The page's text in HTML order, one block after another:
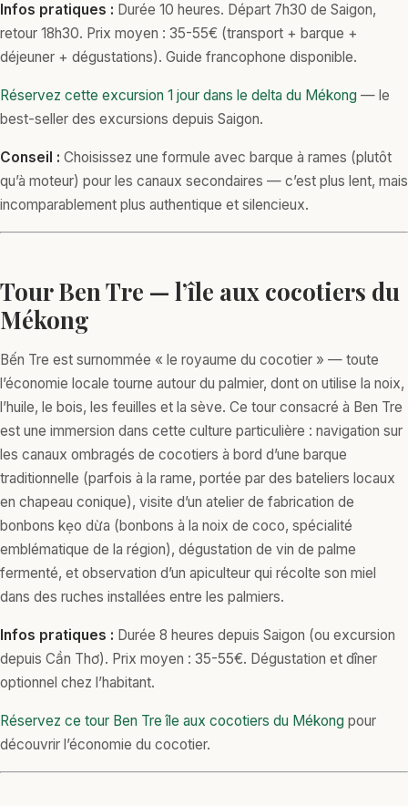
Infos pratiques : Durée 10 heures. Départ 7h30 de Saigon,
retour 18h30. Prix moyen : 35-55€ (transport + barque +
déjeuner + dégustations). Guide francophone disponible.
Réservez cette excursion 1 jour dans le delta du Mékong — le
best-seller des excursions depuis Saigon.
Conseil : Choisissez une formule avec barque à rames (plutôt
qu’à moteur) pour les canaux secondaires — c’est plus lent, mais
incomparablement plus authentique et silencieux.
Tour Ben Tre — l’île aux cocotiers du
Mékong
Bến Tre est surnommée « le royaume du cocotier » — toute
l’économie locale tourne autour du palmier, dont on utilise la noix,
l’huile, le bois, les feuilles et la sève. Ce tour consacré à Ben Tre
est une immersion dans cette culture particulière : navigation sur
les canaux ombragés de cocotiers à bord d’une barque
traditionnelle (parfois à la rame, portée par des bateliers locaux
en chapeau conique), visite d’un atelier de fabrication de
bonbons kẹo dừa (bonbons à la noix de coco, spécialité
emblématique de la région), dégustation de vin de palme
fermenté, et observation d’un apiculteur qui récolte son miel
dans des ruches installées entre les palmiers.
Infos pratiques : Durée 8 heures depuis Saigon (ou excursion
depuis Cần Thơ). Prix moyen : 35-55€. Dégustation et dîner
optionnel chez l’habitant.
Réservez ce tour Ben Tre île aux cocotiers du Mékong pour
découvrir l’économie du cocotier.